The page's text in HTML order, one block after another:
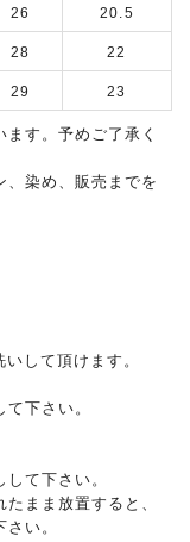
26 20.5
28 22
29 23
す。予めご了承く
染め、販売までを
して頂けます。
下さい。
て下さい。
まま放置すると、
い。